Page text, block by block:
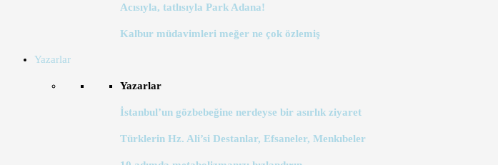
Acısıyla, tatlısıyla Park Adana!
Kalbur müdavimleri meğer ne çok özlemiş
Yazarlar
Yazarlar
İstanbul’un gözbebeğine nerdeyse bir asırlık ziyaret
Türklerin Hz. Ali’si Destanlar, Efsaneler, Menkıbeler